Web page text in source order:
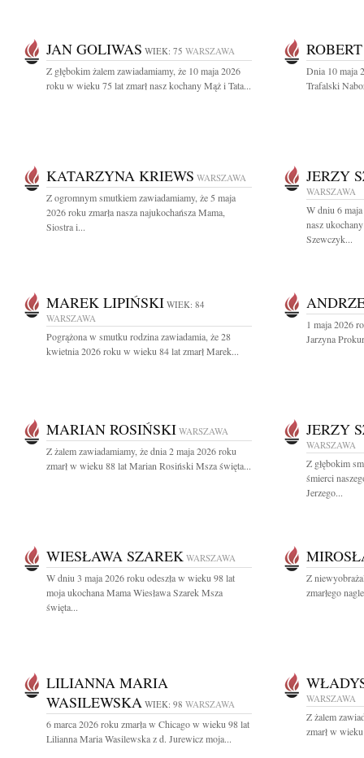
JAN GOLIWAS WIEK: 75 WARSZAWA
Z głębokim żalem zawiadamiamy, że 10 maja 2026
roku w wieku 75 lat zmarł nasz kochany Mąż i Tata...
Dnia 10 maja
Trafalski
KATARZYNA KRIEWS WARSZAWA
Z ogromnym smutkiem zawiadamiamy, że 5 maja
2026 roku zmarła nasza najukochańsza Mama,
Siostra i...
JERZY
WARSZAWA
W dniu 6
nasz
Szewczyk...
MAREK LIPIŃSKI WIEK: 84
WARSZAWA
Pogrążona w smutku rodzina zawiadamia, że 28
kwietnia 2026 roku w wieku 84 lat zmarł Marek...
1 maja 2026
Jarzyna
MARIAN ROSIŃSKI WARSZAWA
Z żalem zawiadamiamy, że dnia 2 maja 2026 roku
zmarł w wieku 88 lat Marian Rosiński Msza święta...
JERZY
WARSZAWA
Z głębokim
śmierci
Jerzego...
WIESŁAWA SZAREK WARSZAWA
W dniu 3 maja 2026 roku odeszła w wieku 98 lat
moja ukochana Mama Wiesława Szarek Msza
święta...
Z
zmarłego
LILIANNA MARIA
WASILEWSKA WIEK: 98 WARSZAWA
6 marca 2026 roku zmarła w Chicago w wieku 98 lat
Lilianna Maria Wasilewska z d. Jurewicz moja...
WARSZAWA
Z żalem
zmarł w